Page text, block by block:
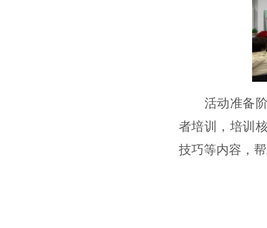
活动准备
者培训，培训
技巧等内容，